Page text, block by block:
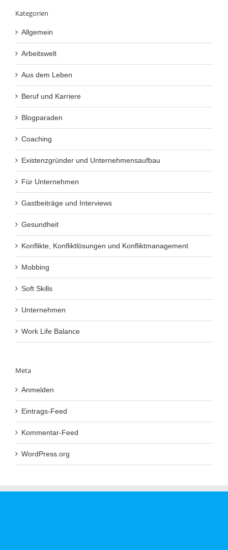
Kategorien
Allgemein
Arbeitswelt
Aus dem Leben
Beruf und Karriere
Blogparaden
Coaching
Existenzgründer und Unternehmensaufbau
Für Unternehmen
Gastbeiträge und Interviews
Gesundheit
Konflikte, Konfliktlösungen und Konfliktmanagement
Mobbing
Soft Skills
Unternehmen
Work Life Balance
Meta
Anmelden
Eintrags-Feed
Kommentar-Feed
WordPress.org